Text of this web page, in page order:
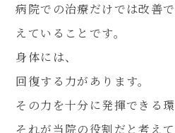
病院での治療だけでは改善
えていることです。
身体には、
回復する力があります。
その力を十分に発揮できる
それが当院の役割だと考えて